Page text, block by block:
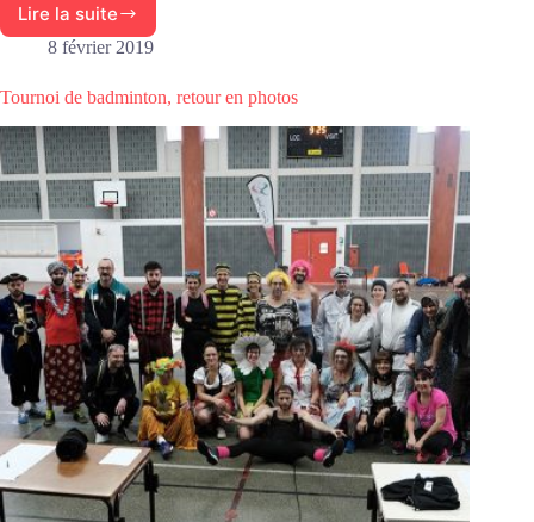
Lire la suite
La
section
jeunes
Capial
réunie
8 février 2019
Tournoi de badminton, retour en photos